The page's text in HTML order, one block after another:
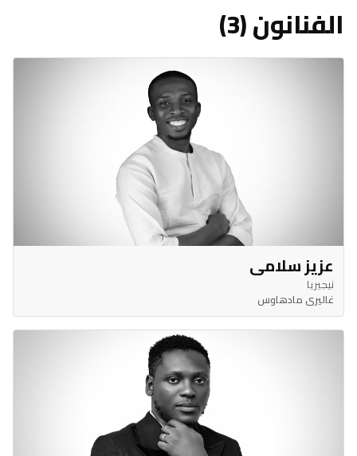
الفنانون (3)
عزيز سلامي
نيجيريا
غاليري مادهاوس